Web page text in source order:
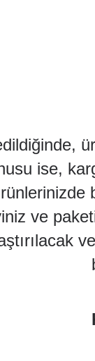
ise,
ve